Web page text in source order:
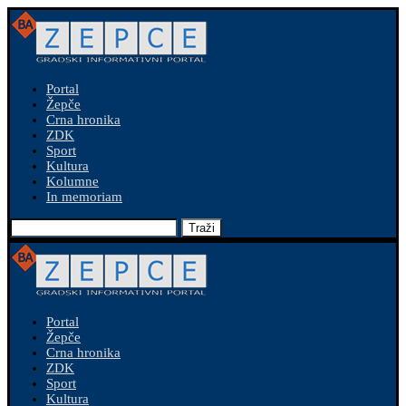
Portal
Žepče
Crna hronika
ZDK
Sport
Kultura
Kolumne
In memoriam
Traži
Portal
Žepče
Crna hronika
ZDK
Sport
Kultura